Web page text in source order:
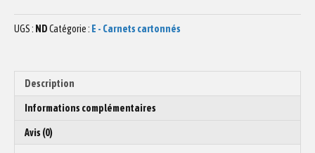
CARTONNÉ
Ile
N°6
UGS : NDCatégorie : E - Carnets cartonnés
Description
Informations complémentaires
Avis (0)